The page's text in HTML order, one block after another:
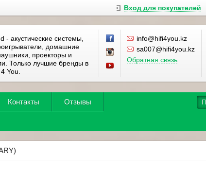
Вход для покупателей
- акустические системы,
домашние
проекторы и
Только лучшие бренды в
You.
info@hifi4you.kz
sa007@hifi4you.kz
Обратная связь
Контакты Отзывы